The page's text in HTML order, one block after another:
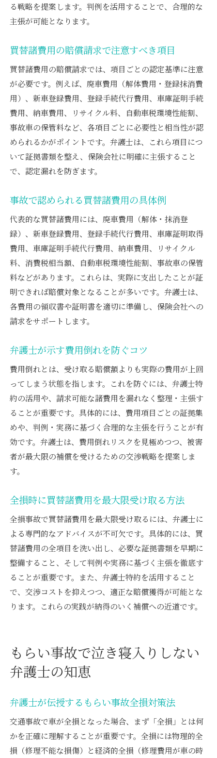
る戦略を提案します。判例を活用することで、合理的な
主張が可能となります。
買替諸費用の賠償請求で注意すべき項目
買替諸費用の賠償請求では、項目ごとの認定基準に注意
が必要です。例えば、廃車費用（解体費用・登録抹消費
用）、新車登録費用、登録手続代行費用、車庫証明手続
費用、納車費用、リサイクル料、自動車税環境性能割、
事故車の保管料など、各項目ごとに必要性と相当性が認
められるかがポイントです。弁護士は、これら項目につ
いて証拠書類を整え、保険会社に明確に主張すること
で、認定漏れを防ぎます。
事故で認められる買替諸費用の具体例
代表的な買替諸費用には、廃車費用（解体・抹消登
録）、新車登録費用、登録手続代行費用、車庫証明取得
費用、車庫証明手続代行費用、納車費用、リサイクル
料、消費税相当額、自動車税環境性能割、事故車の保管
料などがあります。これらは、実際に支出したことが証
明できれば賠償対象となることが多いです。弁護士は、
各費用の領収書や証明書を適切に準備し、保険会社への
請求をサポートします。
弁護士が示す費用倒れを防ぐコツ
費用倒れとは、受け取る賠償額よりも実際の費用が上回
ってしまう状態を指します。これを防ぐには、弁護士特
約の活用や、請求可能な諸費用を漏れなく整理・主張す
ることが重要です。具体的には、費用項目ごとの証拠集
めや、判例・実務に基づく合理的な主張を行うことが有
効です。弁護士は、費用倒れリスクを見極めつつ、被害
者が最大限の補償を受けるための交渉戦略を提案しま
す。
全損時に買替諸費用を最大限受け取る方法
全損事故で買替諸費用を最大限受け取るには、弁護士に
よる専門的なアドバイスが不可欠です。具体的には、買
替諸費用の全項目を洗い出し、必要な証拠書類を早期に
整備すること、そして判例や実務に基づく主張を徹底す
ることが重要です。また、弁護士特約を活用すること
で、交渉コストを抑えつつ、適正な賠償獲得が可能とな
ります。これらの実践が納得のいく補償への近道です。
もらい事故で泣き寝入りしない
弁護士の知恵
弁護士が伝授するもらい事故全損対策法
交通事故で車が全損となった場合、まず「全損」とは何
かを正確に理解することが重要です。全損には物理的全
損（修理不能な損傷）と経済的全損（修理費用が車の時